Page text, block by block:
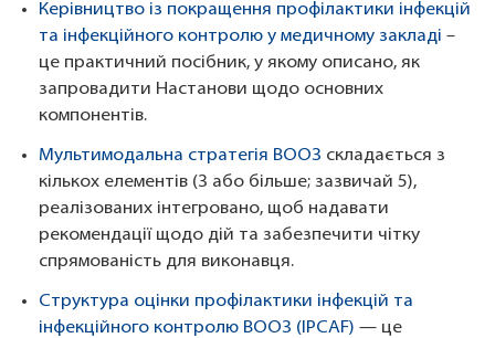
Керівництво із покращення профілактики інфекцій
та інфекційного контролю у медичному закладі –
це практичний посібник, у якому описано, як
запровадити Настанови щодо основних
компонентів.
Мультимодальна стратегія ВООЗ складається з
кількох елементів (3 або більше; зазвичай 5),
реалізованих інтегровано, щоб надавати
рекомендації щодо дій та забезпечити чітку
спрямованість для виконавця.
Структура оцінки профілактики інфекцій та
інфекційного контролю ВООЗ (IPCAF) — це